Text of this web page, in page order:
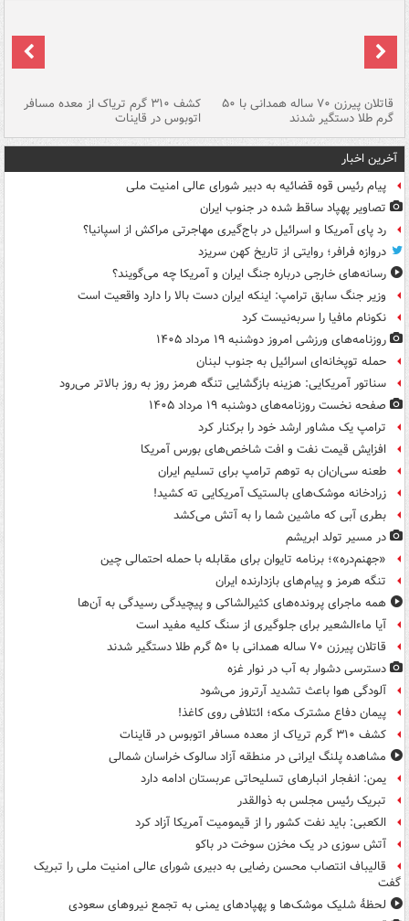
قاتلان پیرزن ۷۰ ساله همدانی با ۵۰
گرم طلا دستگیر شدند
کشف ۳۱۰ گرم تریاک از معده مسافر
اتوبوس در قاینات
آخرین اخبار
پیام رئیس قوه قضائیه به دبیر شورای عالی امنیت ملی
تصاویر پهپاد ساقط شده در جنوب ایران
رد پای آمریکا و اسرائیل در باج‌گیری مهاجرتی مراکش از اسپانیا؟
دروازه فرافر؛ روایتی از تاریخ کهن سریزد
رسانه‌های خارجی درباره جنگ ایران و آمریکا چه می‌گویند؟
وزیر جنگ سابق ترامپ: اینکه ایران دست بالا را دارد واقعیت است
نکونام مافیا را سربه‌نیست کرد
روزنامه‌های ورزشی امروز دوشنبه ۱۹ مرداد ۱۴۰۵
حمله توپخانه‌ای اسرائیل به جنوب لبنان
سناتور آمریکایی: هزینه بازگشایی تنگه هرمز روز به روز بالاتر می‌رود
صفحه نخست روزنامه‌های دوشنبه ۱۹ مرداد ۱۴۰۵
ترامپ یک مشاور ارشد خود را برکنار کرد
افزایش قیمت نفت و افت شاخص‌های بورس آمریکا
طعنه سی‌ان‌ان به توهم ترامپ برای تسلیم ایران
زرادخانه موشک‌های بالستیک آمریکایی ته کشید!
بطری آبی که ماشین شما را به آتش می‌کشد
در مسیر تولد ابریشم
«جهنم‌دره»؛ برنامه تایوان برای مقابله با حمله احتمالی چین
تنگه هرمز و پیام‌های بازدارنده ایران
همه ماجرای پرونده‌های کثیرالشاکی و پیچیدگی رسیدگی به آن‌ها
آیا ماءالشعیر برای جلوگیری از سنگ کلیه مفید است
قاتلان پیرزن ۷۰ ساله همدانی با ۵۰ گرم طلا دستگیر شدند
دسترسی دشوار به آب در نوار غزه
آلودگی هوا باعث تشدید آرتروز می‌شود
پیمان دفاع مشترک مکه؛ ائتلافی روی کاغذ!
کشف ۳۱۰ گرم تریاک از معده مسافر اتوبوس در قاینات
مشاهده پلنگ ایرانی در منطقه آزاد سالوک خراسان شمالی
یمن: انفجار انبارهای تسلیحاتی عربستان ادامه دارد
تبریک رئیس مجلس به ذوالقدر
الکعبی: باید نفت کشور را از قیمومیت آمریکا آزاد کرد
آتش سوزی در یک مخزن سوخت در باکو
قالیباف انتصاب محسن رضایی به دبیری شورای عالی امنیت ملی را تبریک
گفت
لحظۀ شلیک موشک‌ها و پهپادهای یمنی به تجمع نیروهای سعودی